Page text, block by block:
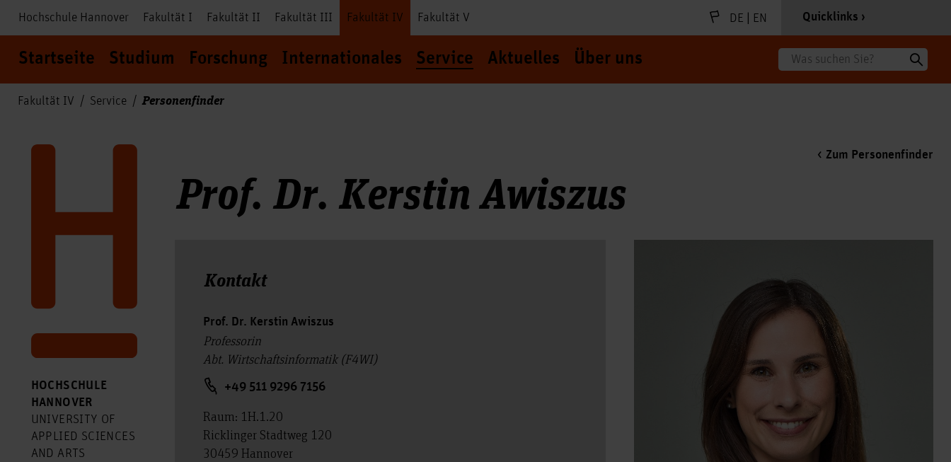
Hochschule Hannover Fakultät I Fakultät II Fakultät III Fakultät IV Fakultät V DE | EN Quicklinks
Startseite Studium Forschung Internationales Service Aktuelles Über uns Suche
Fakultät IV Service Personenfinder
HOCHSCHULE
HANNOVER
UNIVERSITY OF
APPLIED SCIENCES
AND ARTS
Zum Personenfinder
Prof. Dr. Kerstin Awiszus
Kontakt
Prof. Dr. Kerstin Awiszus
Professorin
Abt. Wirtschaftsinformatik (F4WI)
+49 511 9296 7156
Raum: 1H.1.20
Ricklinger Stadtweg 120
30459 Hannover